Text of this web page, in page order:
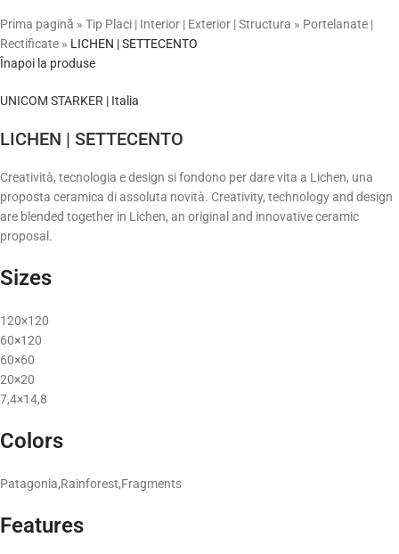
Prima pagină » Tip Placi | Interior | Exterior | Structura » Portelanate |
Rectificate » LICHEN | SETTECENTO
Înapoi la produse
UNICOM STARKER | Italia
LICHEN | SETTECENTO
Creatività, tecnologia edesign sifondono perdarevita a Lichen, una
proposta ceramica diassoluta novità. Creativity, technologyand design
are blended together in Lichen, an original and innovativeceramic
proposal.
Sizes
120×120
60×120
60×60
20×20
7,4×14,8
Colors
Patagonia,Rainforest,Fragments
Features